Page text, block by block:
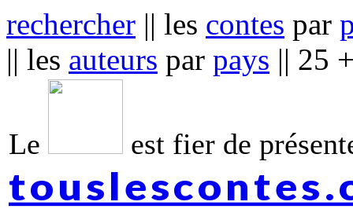
rechercher || les contes par
|| les auteurs par pays || 25
Le est fier de